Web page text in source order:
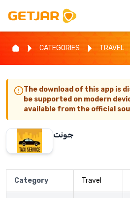
CATEGORIES TRAVEL
The download of this app is
be supported on modern
available from the official
جونت
Category Travel